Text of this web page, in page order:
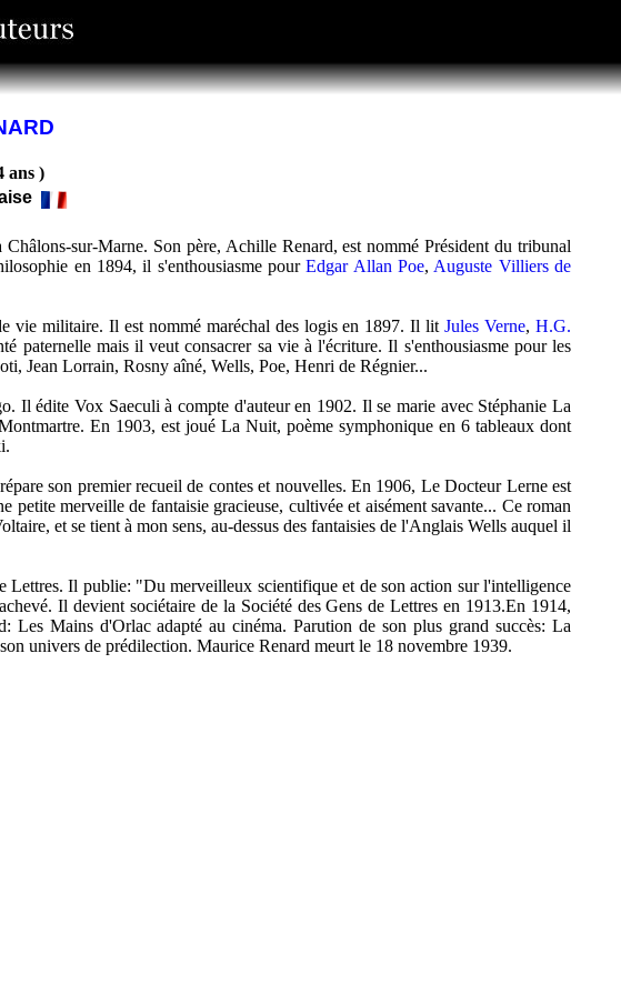
ans )
sur-Marne. Son père, Achille Renard, est nommé Président du tribunal
en 1894, il s'enthousiasme pourEdgar Allan Poe,Auguste Villiers de
vie militaire. Il est nommé maréchal des logis en 1897. Il litJules Verne,H.G.
paternelle mais il veut consacrer sa vie à l'écriture. Il s'enthousiasme pour les
Jean Lorrain, Rosny aîné, Wells, Poe, Henri de Régnier...
Il édite Vox Saeculi à compte d'auteur en 1902. Il se marie avec Stéphanie La
En 1903, est joué La Nuit, poème symphonique en 6 tableaux dont
son premier recueil de contes et nouvelles. En 1906, Le Docteur Lerne est
merveille de fantaisie gracieuse, cultivée et aisément savante... Ce roman
et se tient à mon sens, au-dessus des fantaisies de l'Anglais Wells auquel il
Lettres. Il publie: "Du merveilleux scientifique et de son action sur l'intelligence
Il devient sociétaire de la Société des Gens de Lettres en 1913.En 1914,
Les Mains d'Orlac adapté au cinéma. Parution de son plus grand succès: La
univers de prédilection. Maurice Renard meurt le 18 novembre 1939.